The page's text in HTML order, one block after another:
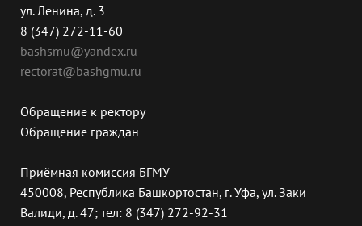
ул. Ленина, д. 3
8 (347) 272-11-60
bashsmu@yandex.ru
rectorat@bashgmu.ru
Обращение к ректору
Обращение граждан
Приёмная комиссия БГМУ
450008, Республика Башкортостан, г. Уфа, ул. Заки
Валиди, д. 47; тел: 8 (347) 272-92-31